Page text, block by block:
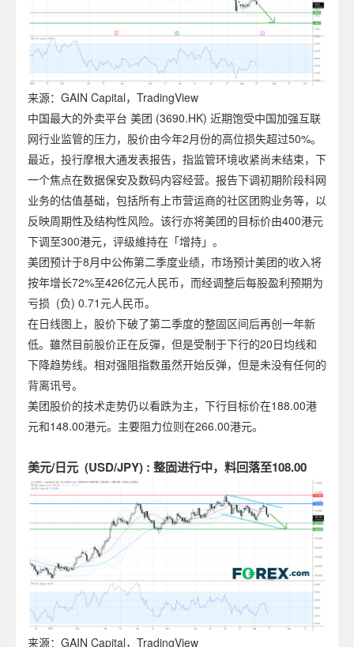
来源：GAIN Capital，TradingView
中国最大的外卖平台 美团 (3690.HK) 近期饱受中国加强互联
网行业监管的压力，股价由今年2月份的高位损失超过50%。
最近，投行摩根大通发表报告，指监管环境收紧尚未结束，下
一个焦点在数据保安及数码内容经营。报告下调初期阶段科网
业务的估值基础，包括所有上市营运商的社区团购业务等，以
反映周期性及结构性风险。该行亦将美团的目标价由400港元
下调至300港元，评级維持在「增持」。
美团预计于8月中公佈第二季度业绩，市场预计美团的收入将
按年增长72%至426亿元人民币，而经调整后每股盈利预期为
亏损 (负) 0.71元人民币。
在日线图上，股价下破了第二季度的整固区间后再创一年新
低。雖然目前股价正在反彈，但是受制于下行的20日均线和
下降趋势线。相对强阻指数虽然开始反弹，但是未没有任何的
背离讯号。
美团股价的技术走势仍以看跌为主，下行目标价在188.00港
元和148.00港元。主要阻力位则在266.00港元。
美元/日元 (USD/JPY) : 整固进行中，料回落至108.00
来源：GAIN Capital，TradingView